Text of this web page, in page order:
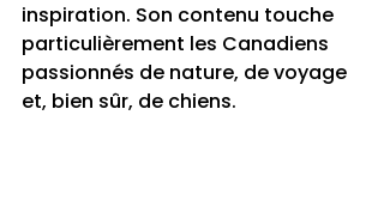
inspiration. Son contenu touche
particulièrement les Canadiens
passionnés de nature, de voyage
et, bien sûr, de chiens.